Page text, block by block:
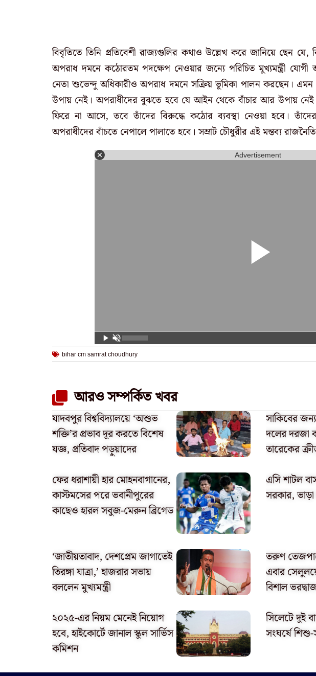
বিবৃতিতে তিনি প্রতিবেশী রাজ্যগুলির কথাও উল্লেখ করে জানিয়ে ছেন যে,
অপরাধ দমনে কঠোরতম পদক্ষেপ নেওয়ার জন্যে পরিচিত মুখ্যমন্ত্রী যোগী
নেতা শুভেন্দু অধিকারীও অপরাধ দমনে সক্রিয় ভূমিকা পালন করছেন। এমন
উপায় নেই। অপরাধীদের বুঝতে হবে যে আইন থেকে বাঁচার আর উপায়
ফিরে না আসে, তবে তাঁদের বিরুদ্ধে কঠোর ব্যবস্থা নেওয়া হবে।
অপরাধীদের বাঁচতে নেপালে পালাতে হবে। সম্রাট চৌধুরীর এই মন্তব্য
Advertisement
bihar cm samrat choudhury
আরও সম্পর্কিত খবর
যাদবপুর বিশ্ববিদ্যালয়ে ‘অশুভ
শক্তি’র প্রভাব দূর করতে বিশেষ
যজ্ঞ, প্রতিবাদ পড়ুয়াদের
সাকিবের
দলের দরজা
তারেকের
ফের ধরাশায়ী হার মোহনবাগানের,
কাস্টমসের পরে ভবানীপুরের
কাছেও হারল সবুজ-মেরুন ব্রিগেড
এসি শাটল
সরকার,
‘জাতীয়তাবাদ, দেশপ্রেম জাগাতেই
তিরঙ্গা যাত্রা,’ হাজরার সভায়
বললেন মুখ্যমন্ত্রী
তরুণ
এবার
বিশাল
২০২৫-এর নিয়ম মেনেই নিয়োগ
হবে, হাইকোর্টে জানাল স্কুল সার্ভিস
কমিশন
সিলেটে দুই
সংঘর্ষে